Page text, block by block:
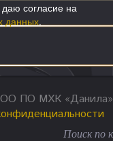
согласие на
данных.
ПО МХК «Данила»